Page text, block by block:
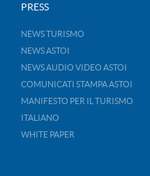
PRESS
NEWS TURISMO
NEWS ASTOI
NEWS AUDIO VIDEO ASTOI
COMUNICATI STAMPA ASTOI
MANIFESTO PER IL TURISMO
ITALIANO
WHITE PAPER